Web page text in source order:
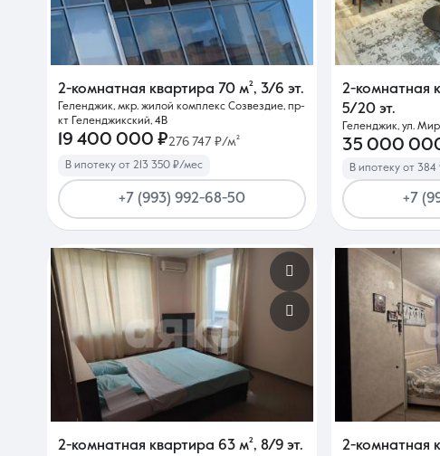
2-комнатная квартира 70 м², 3/6 эт.
Геленджик, мкр. жилой комплекс Созвездие, пр-
кт Геленджикский, 4В
19 400 000 ₽276 747 ₽/м²
В ипотеку от 213 350 ₽/мес
+7 (993) 992-68-50
2-комнатная
5/20 эт.
Геленджик, ул.
35 000
В ипотеку от 384
+7
2-комнатная квартира 63 м², 8/9 эт. 2-комнатная